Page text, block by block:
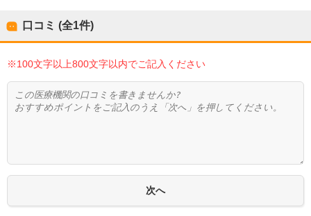
口コミ (全1件)
※100文字以上800文字以内でご記入ください